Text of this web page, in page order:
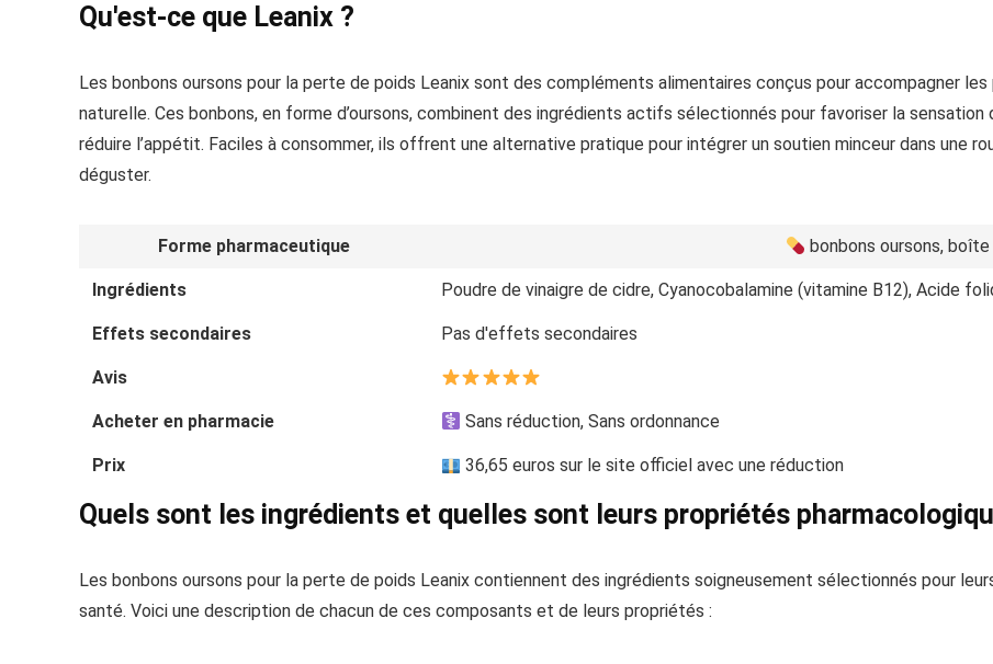
Qu'est-ce que Leanix ?
Les bonbons oursons pour la perte de poids Leanix sont des compléments alimentaires conçus pour accompagner
naturelle. Ces bonbons, en forme d’oursons, combinent des ingrédients actifs sélectionnés pour favoriser la
réduire l’appétit. Faciles à consommer, ils offrent une alternative pratique pour intégrer un soutien minceur dans une
déguster.
Forme pharmaceutique bonbons oursons,
Ingrédients Poudre de vinaigre de cidre, Cyanocobalamine (vitamine B12), Acide
Effets secondaires Pas d'effets secondaires
Avis
Acheter en pharmacie Sans réduction, Sans ordonnance
Prix 36,65 euros sur le site officiel avec une réduction
Quels sont les ingrédients et quelles sont leurs propriétés
Les bonbons oursons pour la perte de poids Leanix contiennent des ingrédients soigneusement sélectionnés pour
santé. Voici une description de chacun de ces composants et de leurs propriétés :